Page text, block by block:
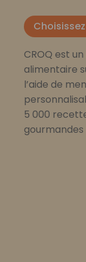
CROQ est
alimentaire
l’aide de
5 000
gourmandes